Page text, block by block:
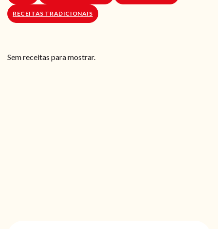
LOJA ONLINE
RECEITAS TRADICIONAIS
Sem receitas para mostrar.